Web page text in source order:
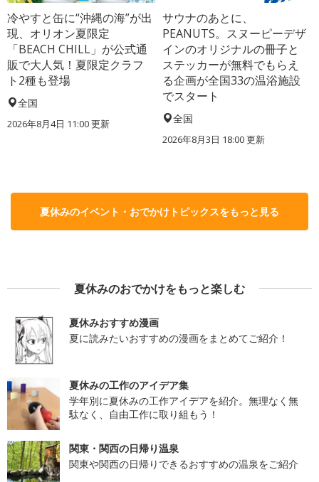
冷やすと缶に“沖縄の海”が出
現、オリオン夏限定
「BEACH CHILL」が公式通
販で大人気！夏限定クラフ
ト2種も登場
全国
2026年8月4日 11:00更新
サウナのあとに、
PEANUTS。スヌーピーデザ
インのオリジナルの冊子と
ステッカーが無料でもらえ
る企画が全国33の温浴施設
でスタート
全国
2026年8月3日 18:00更新
夏休みのイベント・おでかけトピックスをもっと見る
夏休みのおでかけをもっと楽しむ
夏休みおすすめ漫画
夏に読みたいおすすめの漫画をまとめてご紹介！
夏休みの工作のアイデア集
学年別に夏休みの工作アイデアを紹介。無理なく無
駄なく、自由工作に取り組もう！
関東・関西の日帰り温泉
関東や関西の日帰りできるおすすめの温泉をご紹介